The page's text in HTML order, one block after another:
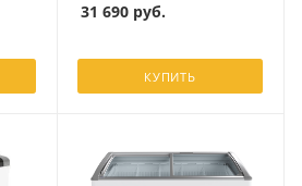
31 690 руб.
КУПИТЬ